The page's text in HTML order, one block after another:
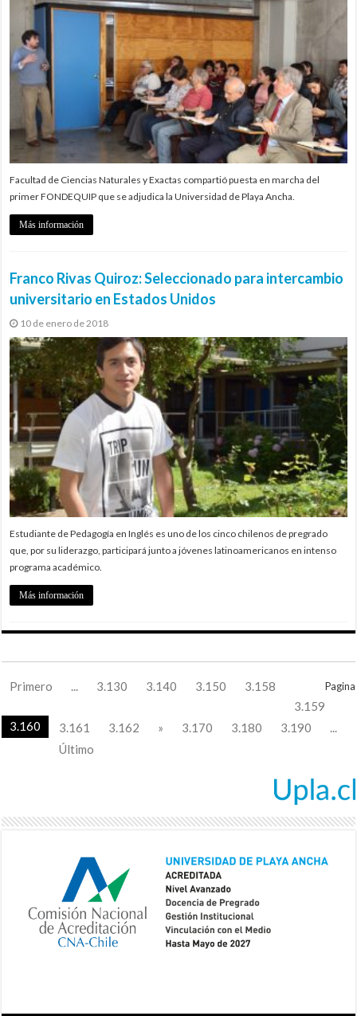
Facultad de Ciencias Naturales y Exactas compartió puesta en marcha del
primer FONDEQUIP que se adjudica la Universidad de Playa Ancha.
Más información
Franco Rivas Quiroz: Seleccionado para intercambio
universitario en Estados Unidos
10 de enero de 2018
Estudiante de Pedagogía en Inglés es uno de los cinco chilenos de pregrado
que, por su liderazgo, participará junto a jóvenes latinoamericanos en intenso
programa académico.
Más información
Pagina
Primero ... 3.130 3.140 3.150
3.158
3.159
3.160
3.161 3.162 » 3.170 3.180 3.190
...
Último